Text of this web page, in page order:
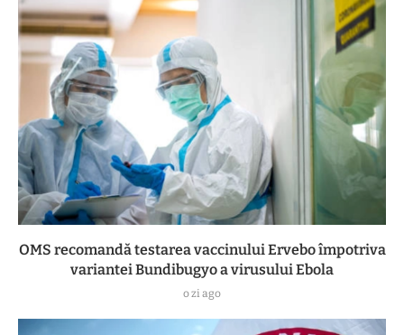
OMS recomandă testarea vaccinului Ervebo împotriva
variantei Bundibugyo a virusului Ebola
o zi ago